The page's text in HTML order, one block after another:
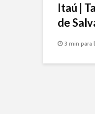
Itaú |
de
3 min para